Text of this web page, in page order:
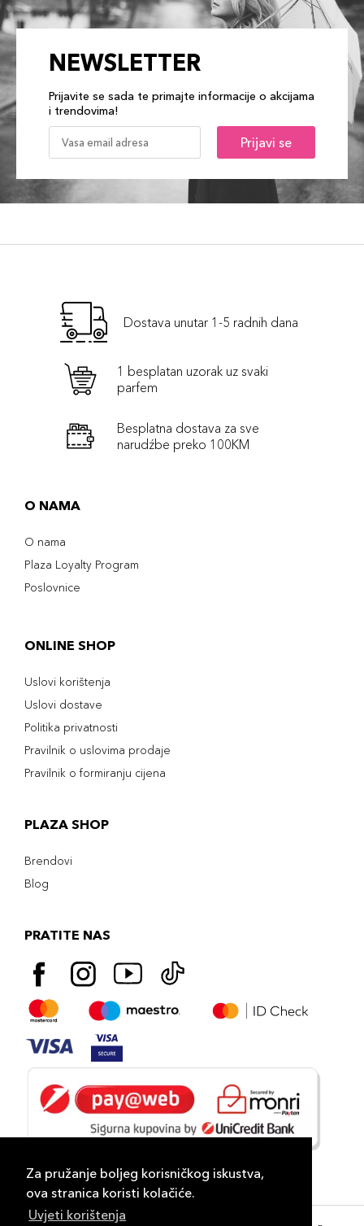
Za pružanje boljeg korisničkog iskustva,
ova stranica koristi kolačiće.
Uvjeti korištenja
NEWSLETTER
Prijavite se sada te primajte informacije o akcijama
i trendovima!
Prijavi se
Dostava unutar 1-5 radnih dana
1 besplatan uzorak uz svaki
parfem
Besplatna dostava za sve
narudźbe preko 100KM
O NAMA
O nama
Plaza Loyalty Program
Poslovnice
ONLINE SHOP
Uslovi korištenja
Uslovi dostave
Politika privatnosti
Pravilnik o uslovima prodaje
Pravilnik o formiranju cijena
PLAZA SHOP
Brendovi
Blog
PRATITE NAS